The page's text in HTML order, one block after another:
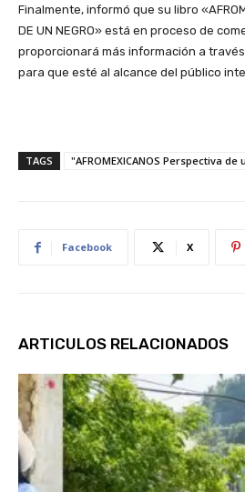
Finalmente, informó que su libro
DE UN NEGRO» está en proceso de
proporcionará más información a
para que esté al alcance del público
TAGS "AFROMEXICANOS Perspectiva de
Facebook X
ARTICULOS RELACIONADOS